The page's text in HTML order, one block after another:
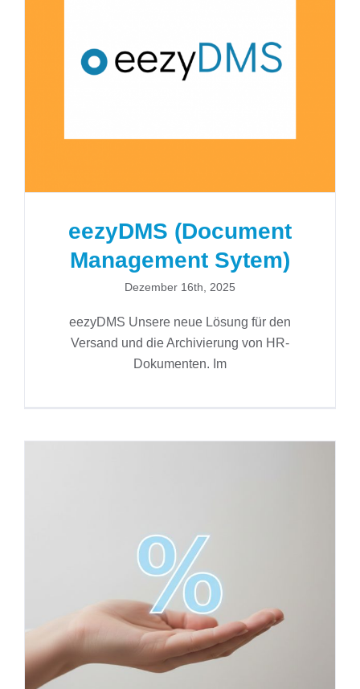
eezyDMS (Document
Management Sytem)
eezyDMS (Document
Management Sytem)
Dezember 16th, 2025
eezyDMS Unsere neue Lösung für den
Versand und die Archivierung von HR-
Dokumenten. Im
Aktualisierung der
Sozialversicherungsbeiträge
2026